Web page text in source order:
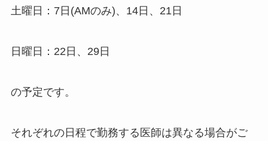
土曜日：7日(AMのみ)、14日、21日
日曜日：22日、29日
の予定です。
それぞれの日程で勤務する医師は異なる場合がご